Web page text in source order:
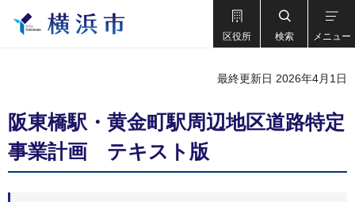
区役所 検索 メニュー
最終更新日 2026年4月1日
阪東橋駅・黄金町駅周辺地区道路特定
事業計画 テキスト版